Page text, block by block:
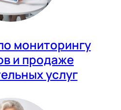
мониторингу
и продаже
услуг